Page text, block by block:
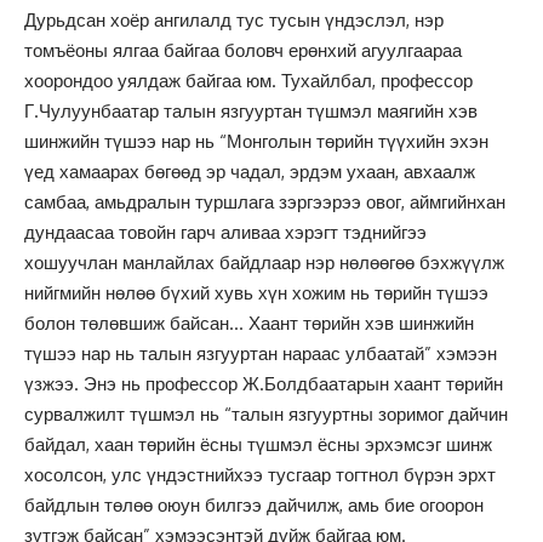
Дурьдсан хоёр ангилалд тус тусын үндэслэл, нэр
томъёоны ялгаа байгаа боловч ерөнхий агуулгаараа
хоорондоо уялдаж байгаа юм. Тухайлбал, профессор
Г.Чулуунбаатар талын язгууртан түшмэл маягийн хэв
шинжийн түшээ нар нь “Монголын төрийн түүхийн эхэн
үед хамаарах бөгөөд эр чадал, эрдэм ухаан, авхаалж
самбаа, амьдралын туршлага зэргээрээ овог, аймгийнхан
дундаасаа товойн гарч аливаа хэрэгт тэднийгээ
хошуучлан манлайлах байдлаар нэр нөлөөгөө бэхжүүлж
нийгмийн нөлөө бүхий хувь хүн хожим нь төрийн түшээ
болон төлөвшиж байсан… Хаант төрийн хэв шинжийн
түшээ нар нь талын язгууртан нараас улбаатай” хэмээн
үзжээ. Энэ нь профессор Ж.Болдбаатарын хаант төрийн
сурвалжилт түшмэл нь “талын язгууртны зоримог дайчин
байдал, хаан төрийн ёсны түшмэл ёсны эрхэмсэг шинж
хосолсон, улс үндэстнийхээ тусгаар тогтнол бүрэн эрхт
байдлын төлөө оюун билгээ дайчилж, амь бие огоорон
зүтгэж байсан” хэмээсэнтэй дүйж байгаа юм.